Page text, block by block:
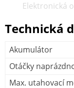
Elektronická
Technická
Akumulátor
Otáčky
Max. utahovací